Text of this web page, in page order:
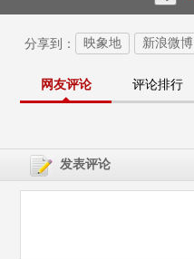
分享到： 映象地 新浪微博
网友评论 评论排行
发表评论